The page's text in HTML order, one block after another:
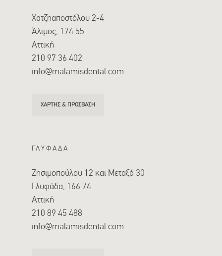
Χατζηαποστόλου 2-4
Άλιμος, 174 55
Αττική
210 97 36 402
info@malamisdental.com
ΧΑΡΤΗΣ & ΠΡΟΣΒΑΣΗ
ΓΛΥΦΑΔΑ
Ζησιμοπούλου 12 και Μεταξά 30
Γλυφάδα, 166 74
Αττική
210 89 45 488
info@malamisdental.com